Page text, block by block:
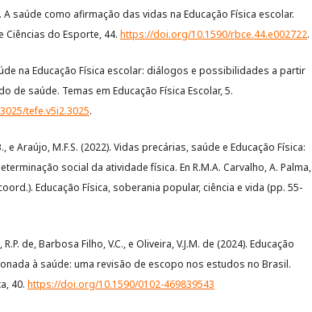
A saúde como afirmação das vidas na Educação Física escolar.
Ciências do Esporte, 44. https://doi.org/10.1590/rbce.44.e002722.
na Educação Física escolar: diálogos e possibilidades a partir
de saúde. Temas em Educação Física Escolar, 5.
tefe.v5i2.3025.
e Araújo, M.F.S. (2022). Vidas precárias, saúde e Educação Física:
social da atividade física. En R.M.A. Carvalho, A. Palma,
Educação Física, soberania popular, ciência e vida (pp. 55-
de, Barbosa Filho, V.C., e Oliveira, V.J.M. de (2024). Educação
à saúde: uma revisão de escopo nos estudos no Brasil.
40. https://doi.org/10.1590/0102-469839543